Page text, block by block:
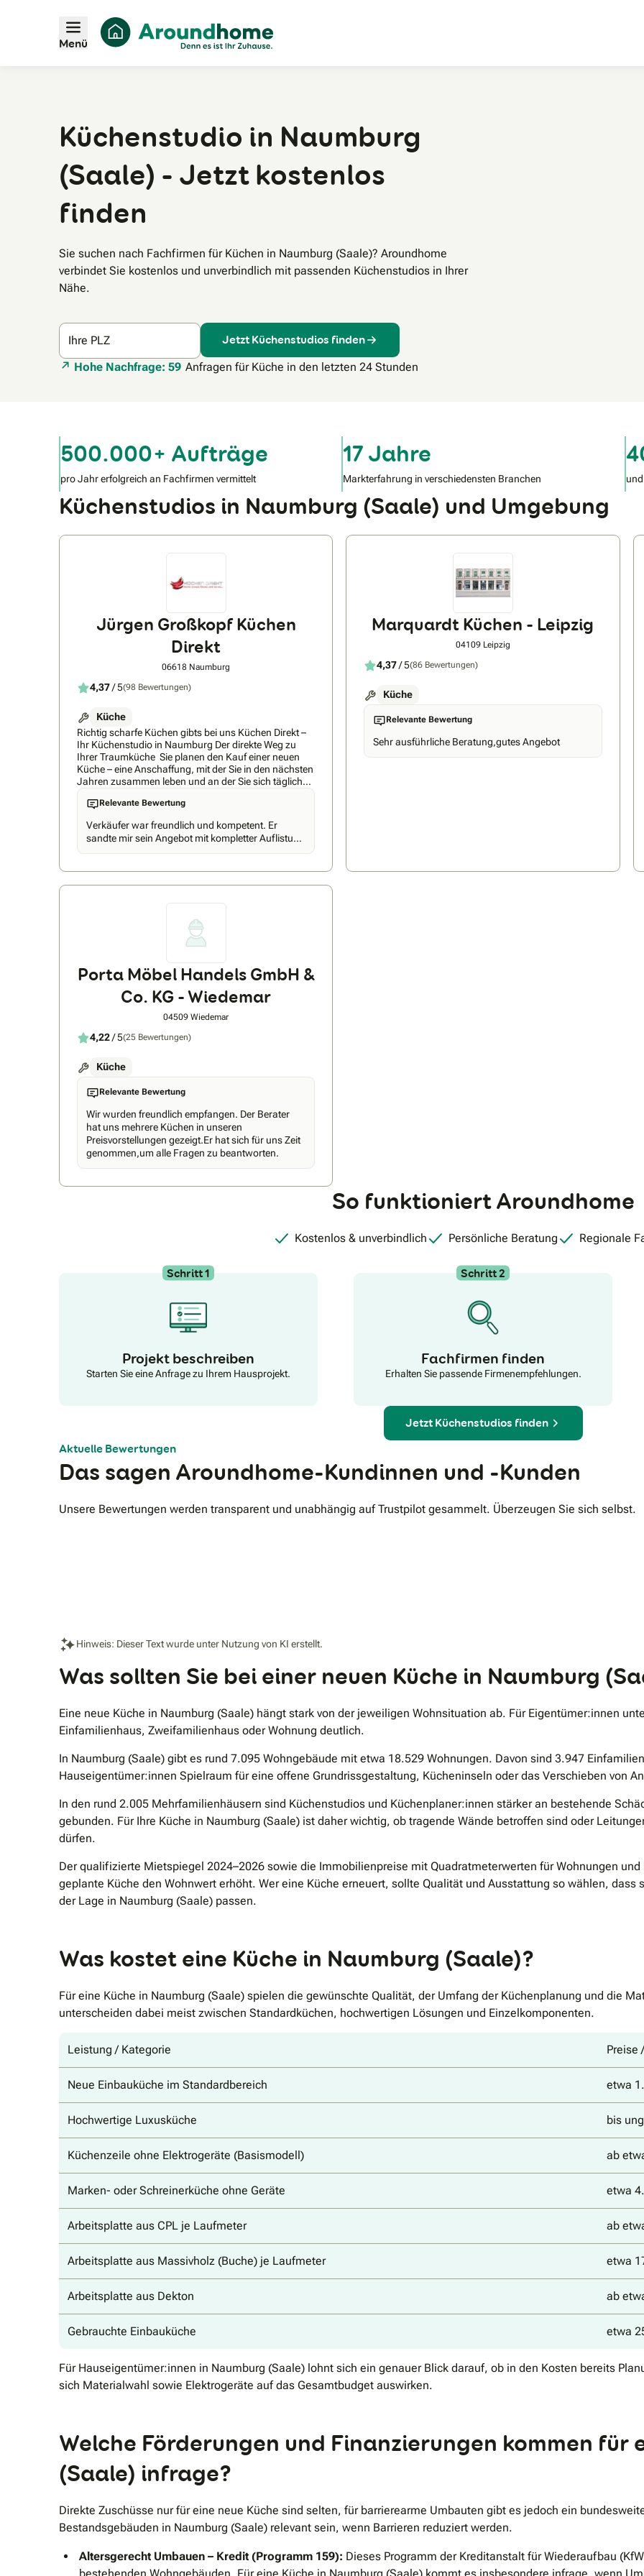
Menü
Küchenstudio in Naumburg
(Saale) - Jetzt kostenlos
finden
Sie suchen nach Fachfirmen für Küchen in Naumburg (Saale)? Aroundhome
verbindet Sie kostenlos und unverbindlich mit passenden Küchenstudios in Ihrer
Nähe.
Ihre PLZ Jetzt Küchenstudios finden
Hohe Nachfrage: 59 Anfragen für Küche in den letzten 24 Stunden
500.000+ Aufträge
pro Jahr erfolgreich an Fachfirmen vermittelt
17 Jahre
Markterfahrung in verschiedensten Branchen
Küchenstudios in Naumburg (Saale) und Umgebung
Jürgen Großkopf Küchen
Direkt
06618 Naumburg
4,37/ 5(98 Bewertungen)
Küche
Richtig scharfe Küchen gibts bei uns Küchen Direkt –
Ihr Küchenstudio in Naumburg Der direkte Weg zu
Ihrer Traumküche Sie planen den Kauf einer neuen
Küche – eine Anschaffung, mit der Sie in den nächsten
Jahren zusammen leben und an der Sie sich täglich
erfreuen wollen. Hier sollten Sie sich auf uns als einen
erfahrenen Partner, der seit 1993 exklusiv im Küchen-
und auf zahlreiche innovative Referenzobjekte
zurückblicken kann, verlassen. Mit modernster
Computertechnik erstellen wir mit Ihnen gemeinsam
Markengeräte der neuesten technischen Generation
qualitativ hochwertigen Küchen wie das vielfältige
Zubehör. Dies alles bieten wir Ihnen im direkten
attraktiven Preis-Leistungs-Verhältnis! Und damit Ihre
neue Traumküche von Anfang an zu Ihrer vollsten
Zufriedenheit für Sie da ist, übernehmen wir
selbstverständlich das Aufmass vor Ort genauso wie
die Überwachung der Lieferung und fachgerechten
Relevante Bewertung
Verkäufer war freundlich und kompetent. Er
sandte mir sein Angebot mit kompletter Auflistung
Marquardt Küchen - Leipzig
04109 Leipzig
4,37/ 5(86 Bewertungen)
Küche
Relevante Bewertung
Sehr ausführliche Beratung,gutes Angebot
Porta Möbel Handels GmbH &
Co. KG - Wiedemar
04509 Wiedemar
4,22/ 5(25 Bewertungen)
Küche
Relevante Bewertung
Wir wurden freundlich empfangen. Der Berater
hat uns mehrere Küchen in unseren
Preisvorstellungen gezeigt.Er hat sich für uns Zeit
genommen,um alle Fragen zu beantworten.
So funktioniert Aroundhome
Kostenlos & unverbindlich Persönliche Beratung Regionale
Schritt 1
Projekt beschreiben
Starten Sie eine Anfrage zu Ihrem Hausprojekt.
Schritt 2
Fachfirmen finden
Erhalten Sie passende Firmenempfehlungen.
Jetzt Küchenstudios finden
Aktuelle Bewertungen
Das sagen Aroundhome-Kundinnen und -Kunden
Unsere Bewertungen werden transparent und unabhängig auf Trustpilot gesammelt. Überzeugen Sie sich selbst.
Hinweis: Dieser Text wurde unter Nutzung von KI erstellt.
Was sollten Sie bei einer neuen Küche in Naumburg
Eine neue Küche in Naumburg (Saale) hängt stark von der jeweiligen Wohnsituation ab. Für Eigentümer:innen
Einfamilienhaus, Zweifamilienhaus oder Wohnung deutlich.
In Naumburg (Saale) gibt es rund 7.095 Wohngebäude mit etwa 18.529 Wohnungen. Davon sind 3.947
Hauseigentümer:innen Spielraum für eine offene Grundrissgestaltung, Kücheninseln oder das Verschieben von
In den rund 2.005 Mehrfamilienhäusern sind Küchenstudios und Küchenplaner:innen stärker an bestehende
gebunden. Für Ihre Küche in Naumburg (Saale) ist daher wichtig, ob tragende Wände betroffen sind oder
dürfen.
Der qualifizierte Mietspiegel 2024–2026 sowie die Immobilienpreise mit Quadratmeterwerten für Wohnungen
geplante Küche den Wohnwert erhöht. Wer eine Küche erneuert, sollte Qualität und Ausstattung so wählen,
der Lage in Naumburg (Saale) passen.
Was kostet eine Küche in Naumburg (Saale)?
Für eine Küche in Naumburg (Saale) spielen die gewünschte Qualität, der Umfang der Küchenplanung und die
unterscheiden dabei meist zwischen Standardküchen, hochwertigen Lösungen und Einzelkomponenten.
Leistung / Kategorie Preise
Neue Einbauküche im Standardbereich etwa
Hochwertige Luxusküche bis
Küchenzeile ohne Elektrogeräte (Basismodell) ab
Marken- oder Schreinerküche ohne Geräte etwa
Arbeitsplatte aus CPL je Laufmeter ab
Arbeitsplatte aus Massivholz (Buche) je Laufmeter etwa
Arbeitsplatte aus Dekton ab
Gebrauchte Einbauküche etwa
Für Hauseigentümer:innen in Naumburg (Saale) lohnt sich ein genauer Blick darauf, ob in den Kosten bereits
sich Materialwahl sowie Elektrogeräte auf das Gesamtbudget auswirken.
Welche Förderungen und Finanzierungen kommen für
(Saale) infrage?
Direkte Zuschüsse nur für eine neue Küche sind selten, für barrierearme Umbauten gibt es jedoch ein
Bestandsgebäuden in Naumburg (Saale) relevant sein, wenn Barrieren reduziert werden.
Altersgerecht Umbauen – Kredit (Programm 159): Dieses Programm der Kreditanstalt für Wiederaufbau